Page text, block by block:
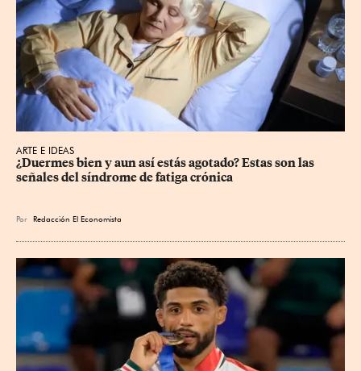
ARTE E IDEAS
¿Duermes bien y aun así estás agotado? Estas son las
señales del síndrome de fatiga crónica
Por Redacción El Economista